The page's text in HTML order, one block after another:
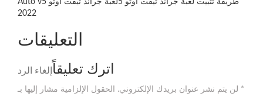
Auto vطريقة تثبيت لعبة جراند ثيفت أوتو 5لعبة جراند ثيفت أوتو 5
2022
التعليقات
اترك تعليقاً إلغاء الرد
لن يتم نشر عنوان بريدك الإلكتروني. الحقول الإلزامية مشار إليها بـ *